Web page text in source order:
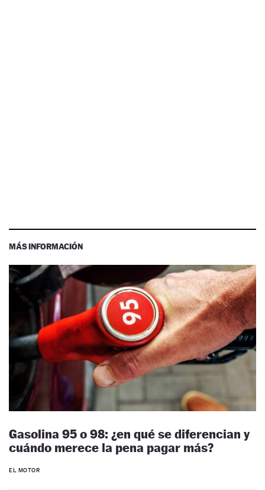
MÁS INFORMACIÓN
Gasolina 95 o 98: ¿en qué se diferencian y
cuándo merece la pena pagar más?
EL MOTOR